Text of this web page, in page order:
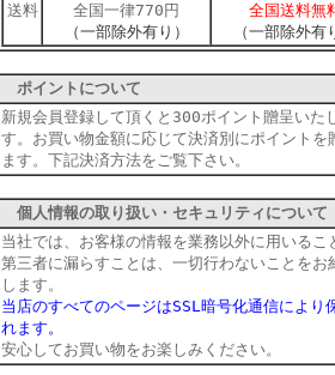
送料
全国一律770円
（一部除外有り）
全国送料無
（一部除外有
ポイントについて
新規会員登録して頂くと300ポイント贈呈いた
す。お買い物金額に応じて決済別にポイントを
ます。下記決済方法をご覧下さい。
個人情報の取り扱い・セキュリティについて
当社では、お客様の情報を業務以外に用いるこ
第三者に漏らすことは、一切行わないことをお
します。
当店のすべてのページはSSL暗号化通信により
れます。
安心してお買い物をお楽しみください。